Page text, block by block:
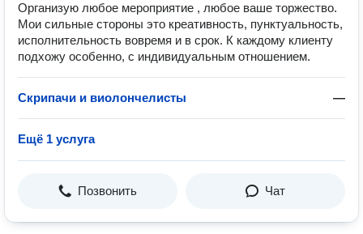
Организую любое мероприятие , любое ваше торжество.
Мои сильные стороны это креативность, пунктуальность,
исполнительность вовремя и в срок. К каждому клиенту
подхожу особенно, с индивидуальным отношением.
Скрипачи и виолончелисты —
Ещё 1 услуга
Позвонить Чат